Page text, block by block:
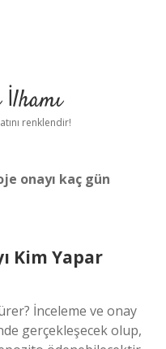
renklendir!
onayı kaç gün
Kim Yapar
İnceleme ve onay
gerçekleşecek olup,